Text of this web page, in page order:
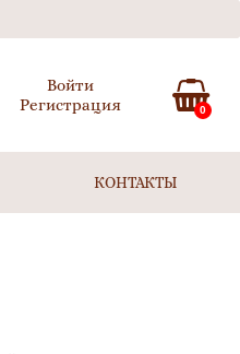
Войти
Регистрация
0
КОНТАКТЫ